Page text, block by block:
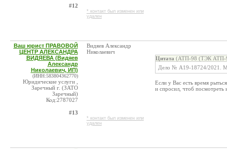
#12
* контакт был изменен или
удален
Ваш юрист ПРАВОВОЙ
ЦЕНТР АЛЕКСАНДРА
ВИДЯЕВА (Видяев
Александр
Николаевич, ИП)
(ИНН:583804362770)
Юридические услуги ,
Заречный г. (ЗАТО
Заречный)
Код:2787027
#13
Видяев Александр
Николаевич
* контакт был изменен или
удален
Цитата (АТП-98 (ТЭК АТП-
Дело № А19-18724/2021.
Если у Вас есть время
и спросил, чтоб посмотреть